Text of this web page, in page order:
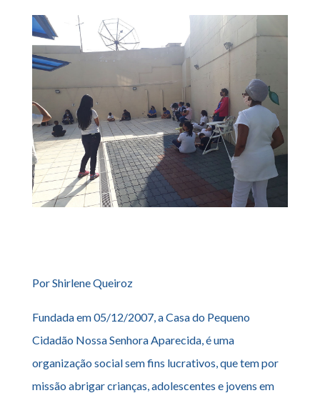
Por Shirlene Queiroz
Fundada em 05/12/2007, a Casa do Pequeno
Cidadão Nossa Senhora Aparecida, é uma
organização social sem fins lucrativos, que tem por
missão abrigar crianças, adolescentes e jovens em